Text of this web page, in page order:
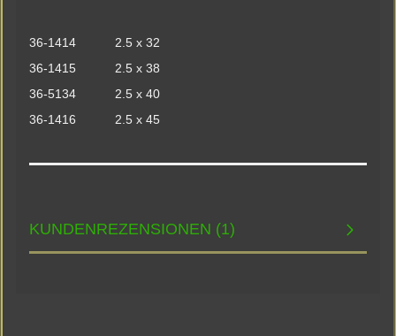
36-1414 2.5 x 32
36-1415 2.5 x 38
36-5134 2.5 x 40
36-1416 2.5 x 45
KUNDENREZENSIONEN (1)